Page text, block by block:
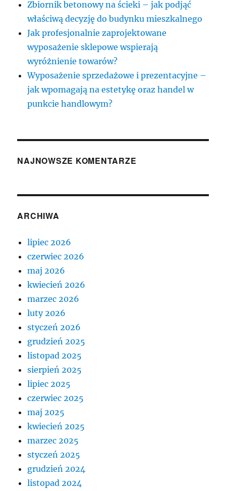
Zbiornik betonowy na ścieki – jak podjąć
właściwą decyzję do budynku mieszkalnego
Jak profesjonalnie zaprojektowane
wyposażenie sklepowe wspierają
wyróżnienie towarów?
Wyposażenie sprzedażowe i prezentacyjne –
jak wpomagają na estetykę oraz handel w
punkcie handlowym?
NAJNOWSZE KOMENTARZE
ARCHIWA
lipiec 2026
czerwiec 2026
maj 2026
kwiecień 2026
marzec 2026
luty 2026
styczeń 2026
grudzień 2025
listopad 2025
sierpień 2025
lipiec 2025
czerwiec 2025
maj 2025
kwiecień 2025
marzec 2025
styczeń 2025
grudzień 2024
listopad 2024